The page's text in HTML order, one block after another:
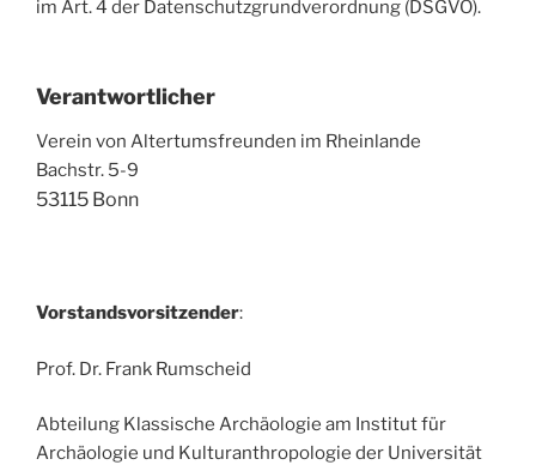
im Art. 4 der Datenschutzgrundverordnung (DSGVO).
Verantwortlicher
Verein von Altertumsfreunden im Rheinlande
Bachstr. 5-9
53115 Bonn
Vorstandsvorsitzender:
Prof. Dr. Frank Rumscheid
Abteilung Klassische Archäologie am Institut für
Archäologie und Kulturanthropologie der Universität